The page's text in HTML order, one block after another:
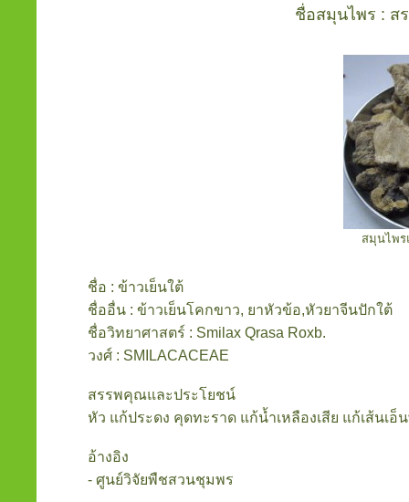
ชื่อสมุนไพร : ส
สมุนไพร
ชื่อ : ข้าวเย็นใต้
ชื่ออื่น : ข้าวเย็นโคกขาว, ยาหัวข้อ,หัวยาจีนปักใต้
ชื่อวิทยาศาสตร์ : Smilax Qrasa Roxb.
วงศ์ : SMILACACEAE
สรรพคุณและประโยชน์
หัว แก้ประดง คุดทะราด แก้น้ำเหลืองเสีย แก้เส้น
อ้างอิง
- ศูนย์วิจัยพืชสวนชุมพร